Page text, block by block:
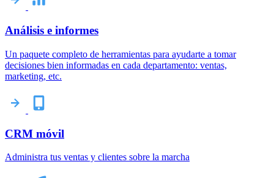
Análisis e informes
Un paquete completo de herramientas para ayudarte a tomar
decisiones bien informadas en cada departamento: ventas,
marketing, etc.
CRM móvil
Administra tus ventas y clientes sobre la marcha